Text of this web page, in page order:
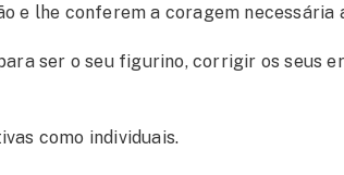
e lhe conferem a coragem necessária
ser o seu figurino, corrigir os seus
como individuais.